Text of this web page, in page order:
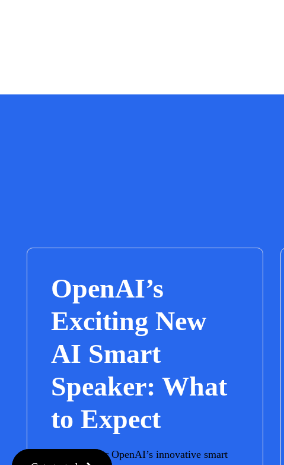
OpenAI’s
Exciting New
AI Smart
Speaker: What
to Expect
Get ready for OpenAI’s innovative smart